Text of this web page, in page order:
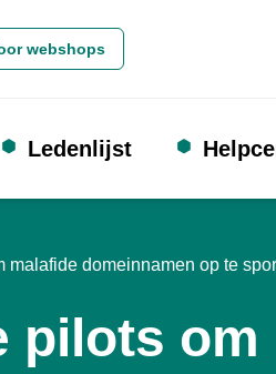
webshops
Ledenlijst
malafide domeinnamen op te
pilots om